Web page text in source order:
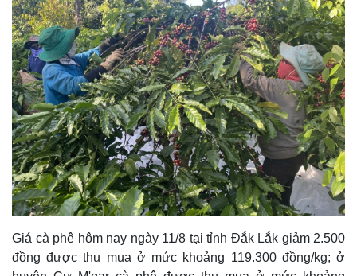
Kinh tế
Bất động sản
Khởi nghiệp
Thị trường
Giá vàng
Tiêu dùng
Tỷ giá
Chứng khoán
Giá cà phê
Giá cà phê hôm nay ngày 11/8 tại tỉnh Đắk Lắk giảm 2.500
đồng được thu mua ở mức khoảng 119.300 đồng/kg; ở